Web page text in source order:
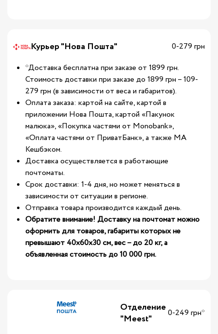
Курьер "Нова Пошта"
0-279 грн
*Доставка бесплатна при заказе от 1899 грн.
Стоимость доставки при заказе до 1899 грн – 109-
279 грн (в зависимости от веса и габаритов).
Оплата заказа: картой на сайте, картой в
приложении Нова Пошта, картой «Пакунок
малюка», «Покупка частями от Monobank»,
«Оплата частями от ПриватБанк», а также МА
Кешбэком.
Доставка осуществляется в работающие
почтоматы.
Срок доставки: 1-4 дня, но может меняться в
зависимости от ситуации в регионе.
Отправка товара производится каждый день.
Обратите внимание! Доставку на почтомат можно
оформить для товаров, габариты которых не
превышают 40х60х30 см, вес – до 20 кг, а
объявленная стоимость до 10 000 грн.
Отделение
"Meest"
0-249 грн*